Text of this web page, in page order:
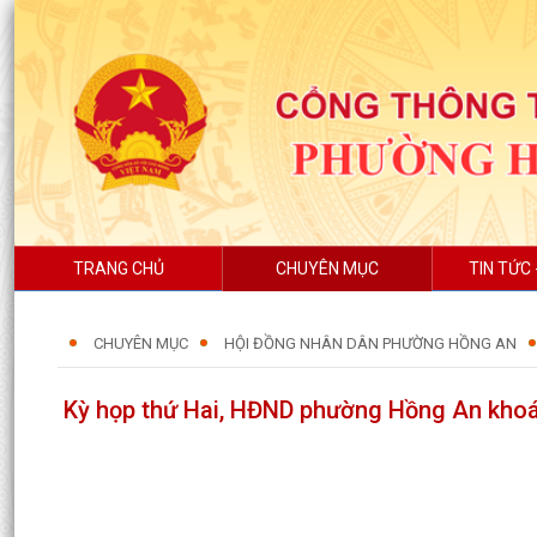
TRANG CHỦ CHUYÊN MỤC TIN TỨC
CHUYÊN MỤC HỘI ĐỒNG NHÂN DÂN PHƯỜNG HỒNG AN
Kỳ họp thứ Hai, HĐND phường Hồng An